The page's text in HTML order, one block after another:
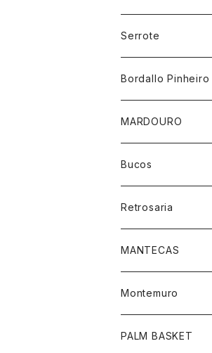
Serrote
Bordallo Pinheiro
MARDOURO
Bucos
Retrosaria
MANTECAS
Montemuro
靴下柄あり
PALM BASKET